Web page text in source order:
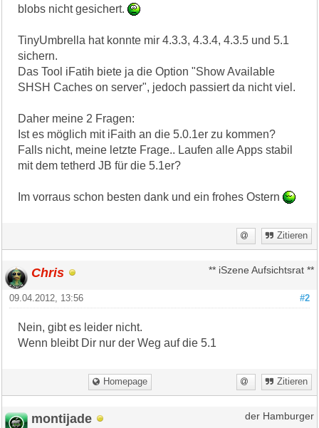
blobs nicht gesichert.
TinyUmbrella hat konnte mir 4.3.3, 4.3.4, 4.3.5 und 5.1
sichern.
Das Tool iFatih biete ja die Option "Show Available
SHSH Caches on server", jedoch passiert da nicht viel.
Daher meine 2 Fragen:
Ist es möglich mit iFaith an die 5.0.1er zu kommen?
Falls nicht, meine letzte Frage.. Laufen alle Apps stabil
mit dem tetherd JB für die 5.1er?
Im vorraus schon besten dank und ein frohes Ostern
Zitieren
Chris ** iSzene Aufsichtsrat **
#2
09.04.2012, 13:56
Nein, gibt es leider nicht.
Wenn bleibt Dir nur der Weg auf die 5.1
Homepage Zitieren
montijade der Hamburger